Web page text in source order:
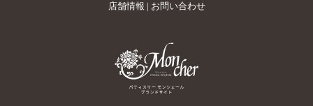
店舗情報 | お問い合わせ